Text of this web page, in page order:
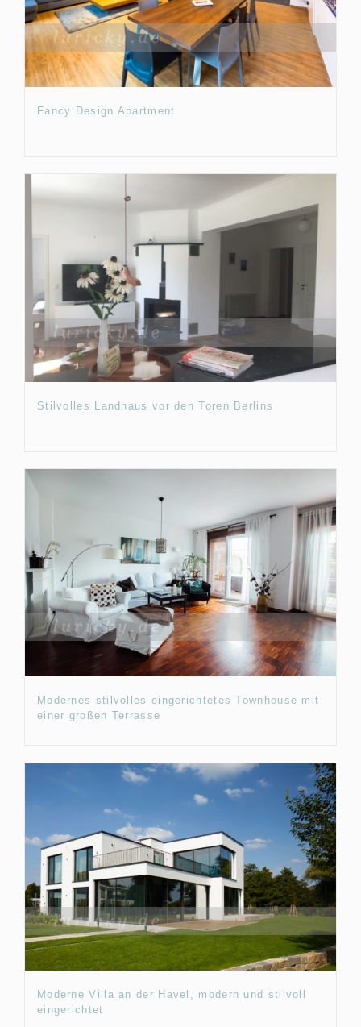
Fancy Design Apartment
Stilvolles Landhaus vor den Toren Berlins
Modernes stilvolles eingerichtetes Townhouse mit
einer großen Terrasse
Moderne Villa an der Havel, modern und stilvoll
eingerichtet